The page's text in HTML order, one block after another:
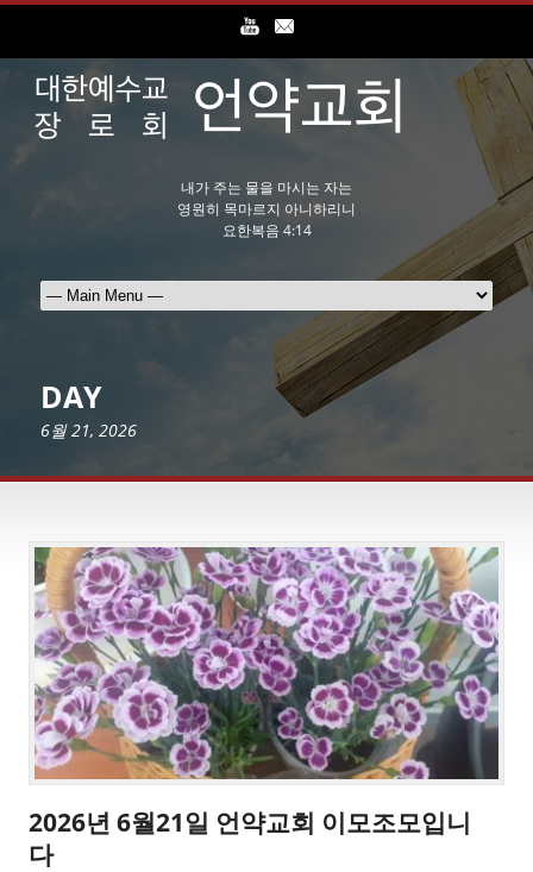
내가 주는 물을 마시는 자는
영원히 목마르지 아니하리니
요한복음 4:14
DAY
6월 21, 2026
2026년 6월21일 언약교회 이모조모입니
다